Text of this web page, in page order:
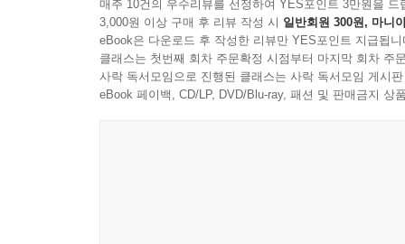
저자 소개
매주 10건의 우수리뷰를 선정하여 YES포인트 3만원을 드
3,000원 이상 구매 후 리뷰 작성 시 일반회원 300원, 마니
eBook은 다운로드 후 작성한 리뷰만 YES포인트 지급됩니
클래스는 첫번째 회차 주문확정 시점부터 마지막 회차 주
사락 독서모임으로 진행된 클래스는 사락 독서모임 게시
eBook 페이백, CD/LP, DVD/Blu-ray, 패션 및 판매금지 상